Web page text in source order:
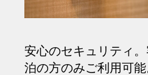
安心のセキュリティ
泊の方のみご利用可能